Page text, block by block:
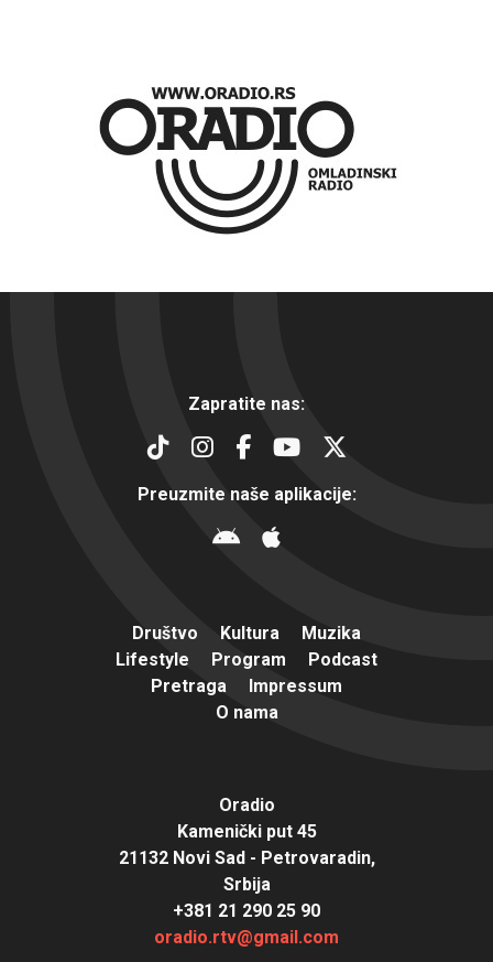
Zapratite nas:
Preuzmite naše aplikacije:
Društvo Kultura
Muzika
Lifestyle
Program
Podcast
Pretraga
Impressum
O nama
Oradio
Kamenički put 45
21132 Novi Sad - Petrovaradin,
Srbija
+381 21 290 25 90
oradio.rtv@gmail.com